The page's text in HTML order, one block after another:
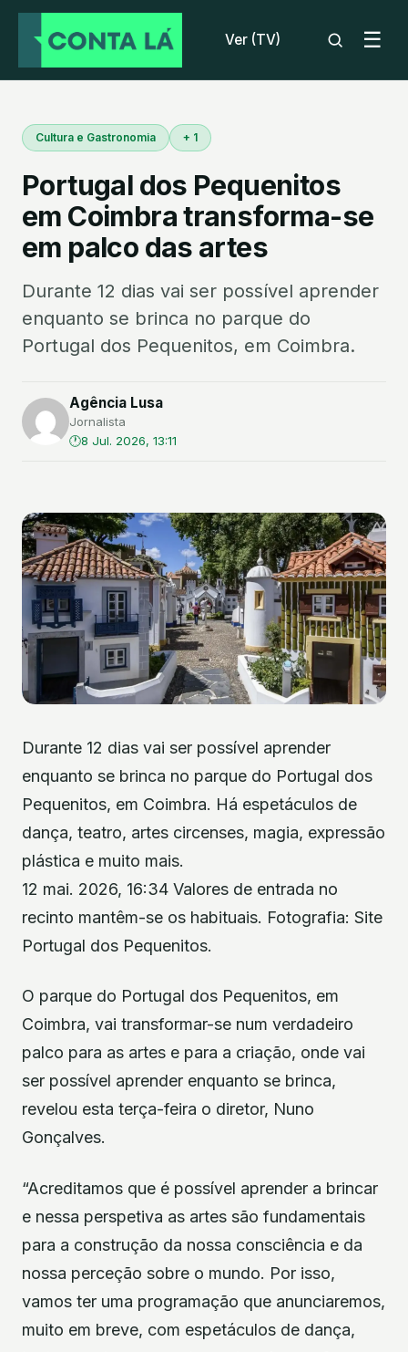
Ver (TV) ☰
Cultura e Gastronomia + 1
Portugal dos Pequenitos
em Coimbra transforma-se
em palco das artes
Durante 12 dias vai ser possível aprender
enquanto se brinca no parque do
Portugal dos Pequenitos, em Coimbra.
Agência Lusa
Jornalista
8 Jul. 2026, 13:11
Durante 12 dias vai ser possível aprender
enquanto se brinca no parque do Portugal dos
Pequenitos, em Coimbra. Há espetáculos de
dança, teatro, artes circenses, magia, expressão
plástica e muito mais.
12 mai. 2026, 16:34 Valores de entrada no
recinto mantêm-se os habituais. Fotografia: Site
Portugal dos Pequenitos.
O parque do Portugal dos Pequenitos, em
Coimbra, vai transformar-se num verdadeiro
palco para as artes e para a criação, onde vai
ser possível aprender enquanto se brinca,
revelou esta terça-feira o diretor, Nuno
Gonçalves.
“Acreditamos que é possível aprender a brincar
e nessa perspetiva as artes são fundamentais
para a construção da nossa consciência e da
nossa perceção sobre o mundo. Por isso,
vamos ter uma programação que anunciaremos,
muito em breve, com espetáculos de dança,